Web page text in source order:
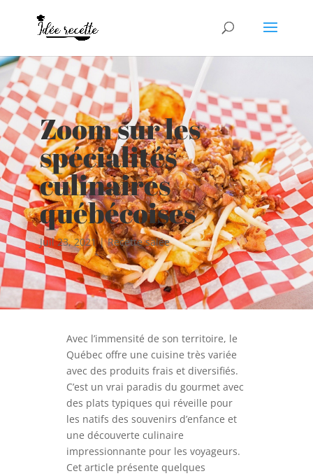
Zoom sur les
spécialités
culinaires
québécoises
Juil 23, 2021|Recette salée
Avec l’immensité de son territoire, le
Québec offre une cuisine très variée
avec des produits frais et diversifiés.
C’est un vrai paradis du gourmet avec
des plats typiques qui réveille pour
les natifs des souvenirs d’enfance et
une découverte culinaire
impressionnante pour les voyageurs.
Cet article présente quelques